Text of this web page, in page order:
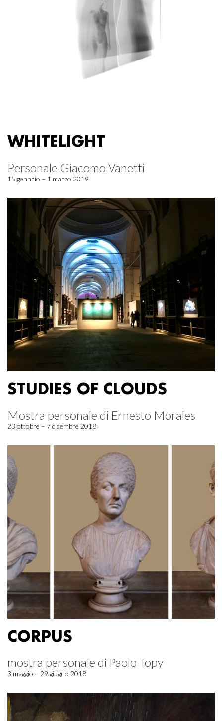
WHITELIGHT
Personale Giacomo Vanetti
15 gennaio – 1 marzo 2019
STUDIES OF CLOUDS
Mostra personale di Ernesto Morales
23 ottobre – 7 dicembre 2018
CORPUS
mostra personale di Paolo Topy
3 maggio – 29 giugno 2018